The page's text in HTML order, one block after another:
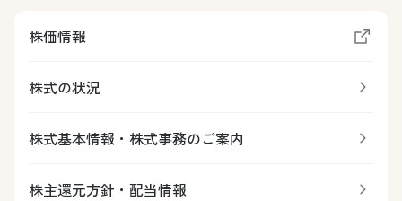
株価情報
株式の状況
株式基本情報・株式事務のご案内
株主還元方針・配当情報